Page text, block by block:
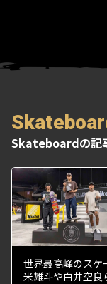
Skateboardの記
世界最高峰のスケ
米雄斗や白井空良